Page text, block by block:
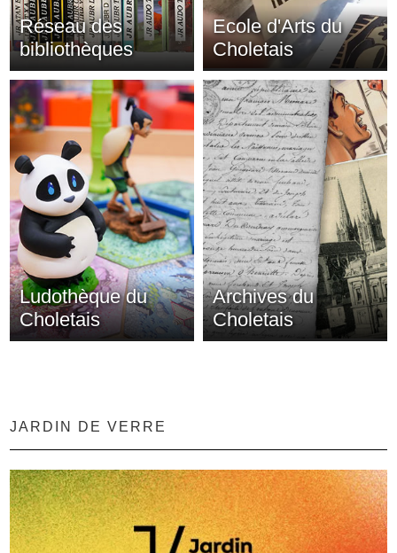
Réseau des
bibliothèques
Ecole d'Arts du
Choletais
Ludothèque du
Choletais
Archives du
Choletais
JARDIN DE VERRE